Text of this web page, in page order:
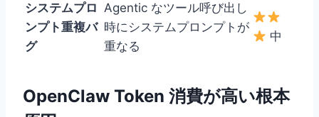
システムプロ
ンプト重複バ
グ
Agentic なツール呼び出し
時にシステムプロンプトが
重なる
中
OpenClaw Token 消費が高い根本